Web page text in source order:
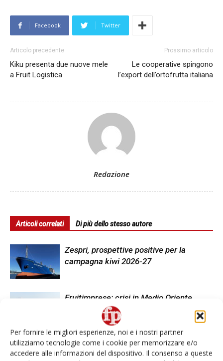
Per fornire le migliori esperienze, noi e i nostri partner
utilizziamo tecnologie come i cookie per memorizzare e/o
accedere alle informazioni del dispositivo. Il consenso a queste
Facebook Twitter
Articolo precedente
Kiku presenta due nuove mele
a Fruit Logistica
Prossimo articolo
Le cooperative spingono
l’export dell’ortofrutta italiana
Redazione
Articoli correlati Di più dello stesso autore
Zespri, prospettive positive per la
campagna kiwi 2026-27
Fruitimprese: crisi in Medio Oriente
spinge al rialzo i costi della filiera
ortofrutticola
Nord Ovest, la logistica su misura per
l’ortofrutta globale #vocidellortofrutta